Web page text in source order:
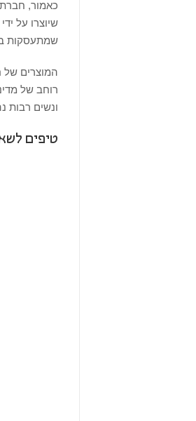
כאמור,
שיוצרו על
שמתעסקות
המוצרים של
רוחב של
ונשים רבות
טיפים